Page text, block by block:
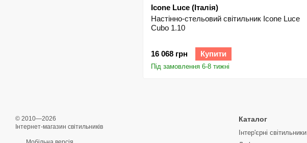
Icone Luce (Італія)
Настінно-стельовий світильник Icone Luce
Cubo 1.10
16 068 грн Купити
Під замовлення 6-8 тижні
© 2010—2026
Інтернет-магазин світильників
Каталог
Інтер'єрні світильники